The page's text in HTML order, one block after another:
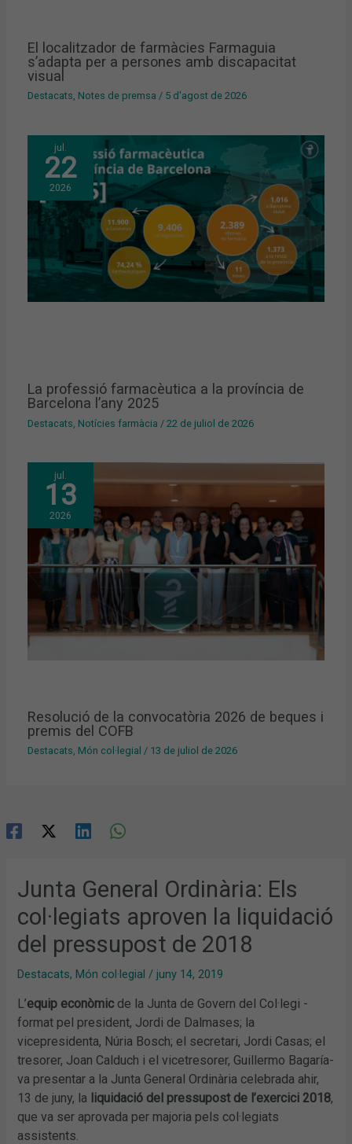
Junta General Ordinària: Els
col·legiats aproven la liquidació
del pressupost de 2018
Destacats,Món col·legial /juny 14, 2019
L’equip econòmic de la Junta de Govern del Col·legi -
format pel president, Jordi de Dalmases; la
vicepresidenta, Núria Bosch; el secretari, Jordi Casas; el
tresorer, Joan Calduch i el vicetresorer, Guillermo Bagaría-
va presentar a la Junta General Ordinària celebrada ahir,
13 de juny, la liquidació del pressupost de l’exercici 2018,
que va ser aprovada per majoria pels col·legiats
assistents.
El localitzador de farmàcies Farmaguia
s’adapta per a persones amb discapacitat
visual
Destacats, Notes de premsa / 5 d'agost de 2026
jul.
22
2026
La professió farmacèutica a la província de
Barcelona l’any 2025
Destacats Notícies farmàcia /22 de juliol de 2026
jul.
13
2026
Resolució de la convocatòria 2026 de beques i
premis del COFB
Destacats, Món col·legial / 13 de juliol de 2026